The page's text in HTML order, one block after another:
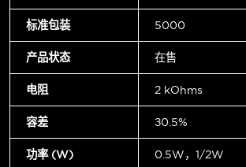
标准包装 5000
产品状态 在售
电阻 2 kOhms
容差 ±0.5%
功率 (W) 0.5W，1/2W